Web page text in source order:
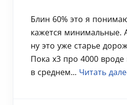
Блин 60% это я
кажется минимальные.
ну это уже старье
Пока х3 про 4000
в среднем... Читать